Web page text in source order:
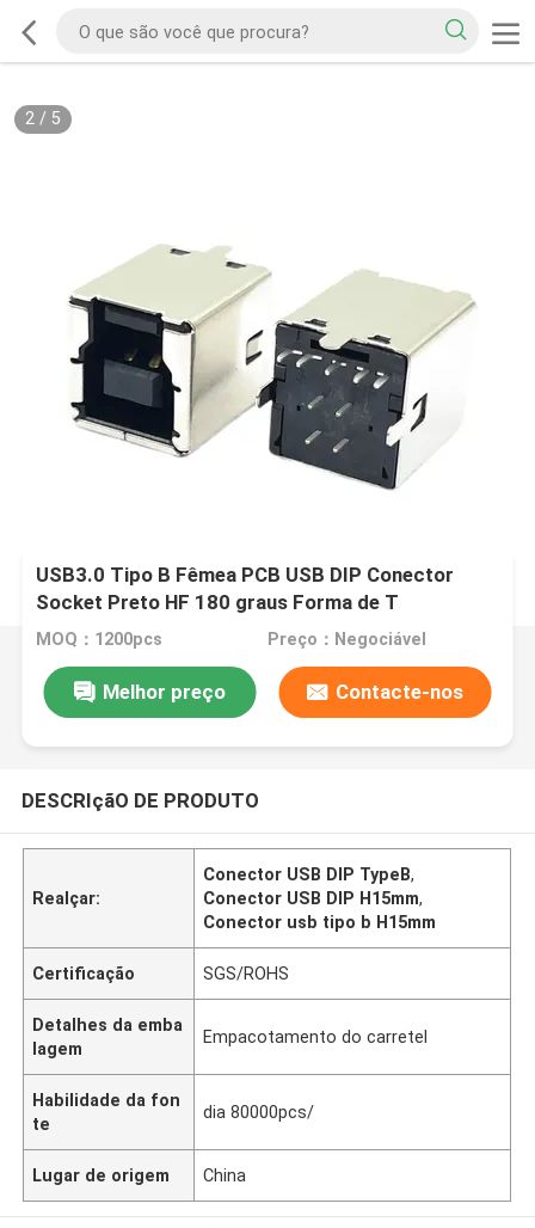
2/ 5
USB3.0 Tipo B Fêmea PCB USB DIP Conector
Socket Preto HF 180 graus Forma de T
MOQ：1200pcs Preço：Negociável
Melhor preço Contacte-nos
DESCRIçãO DE PRODUTO
Realçar:
Conector USB DIP TypeB,
Conector USB DIP H15mm,
Conector usb tipo b H15mm
Certificação SGS/ROHS
Detalhes da emba
lagem
Empacotamento do carretel
Habilidade da fon
te
dia 80000pcs/
Lugar de origem China